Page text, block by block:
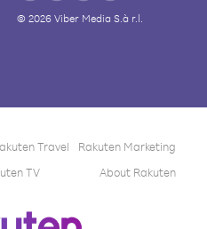
© 2026Viber Media S.à r.l.
Travel
Rakuten Marketing
TV About Rakuten